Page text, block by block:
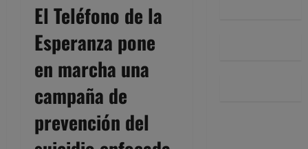
El Teléfono de la
Esperanza pone
en marcha una
campaña de
prevención del